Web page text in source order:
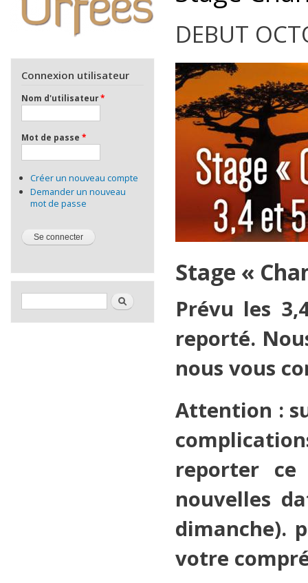
Connexion utilisateur
Nom d'utilisateur*
Mot de passe *
Créer un nouveau compte
Demander un nouveau
mot de passe
Formulaire de rechercheRechercher
DEBUT
Stage «
Prévu les
reporté.
nous vous
Attention :
reporter
nouvelles
dimanche).
votre